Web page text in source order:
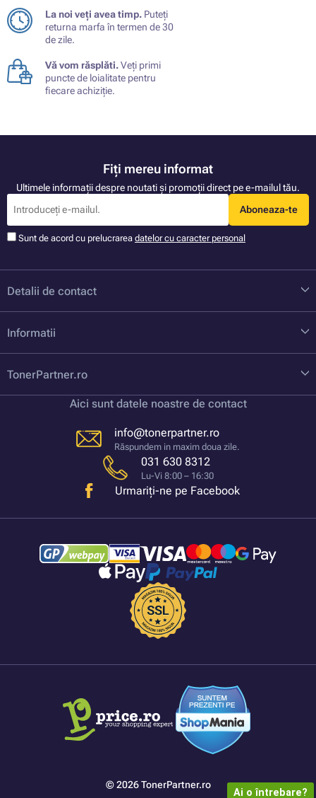
La noi veți avea timp. Puteți
returna marfa în termen de 30
de zile.
Vă vom răsplăti.Veți primi
puncte de loialitate pentru
fiecare achiziție.
Fiți mereu informat
Ultimele informații despre noutati și promoții direct pe e-mailul tău.
Aboneaza-te
Sunt de acord cu prelucrarea datelor cu caracter personal
Detalii de contact
Informatii
TonerPartner.ro
Aici sunt datele noastre de contact
info@tonerpartner.ro
Răspundem in maxim doua zile.
031 630 8312
Lu-Vi 8:00 – 16:30
Urmariți-ne pe Facebook
© 2026 TonerPartner.ro
Ai o întrebare?